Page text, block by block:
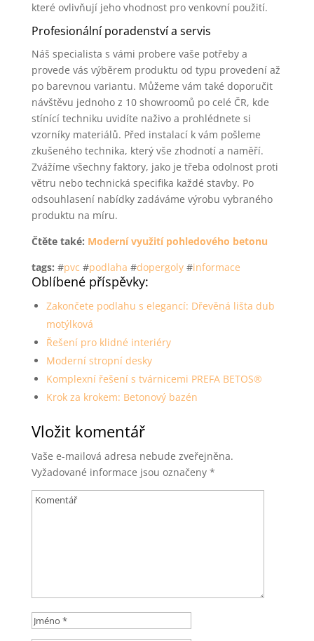
které ovlivňují jeho vhodnost pro venkovní použití.
Profesionální poradenství a servis
Náš specialista s vámi probere vaše potřeby a
provede vás výběrem produktu od typu provedení až
po barevnou variantu. Můžeme vám také doporučit
návštěvu jednoho z 10 showroomů po celé ČR, kde
stínící techniku uvidíte naživo a prohlédnete si
vzorníky materiálů. Před instalací k vám pošleme
zkušeného technika, který vše zhodnotí a naměří.
Zvážíme všechny faktory, jako je třeba odolnost proti
větru nebo technická specifika každé stavby. Po
odsouhlasení nabídky zadáváme výrobu vybraného
produktu na míru.
Čtěte také: Moderní využití pohledového betonu
tags: #pvc #podlaha #dopergoly#informace
Oblíbené příspěvky:
Zakončete podlahu s elegancí: Dřevěná lišta dub
motýlková
Řešení pro klidné interiéry
Moderní stropní desky
Komplexní řešení s tvárnicemi PREFA BETOS®
Krok za krokem: Betonový bazén
Vložit komentář
Vaše e-mailová adresa nebude zveřejněna.
Vyžadované informace jsou označeny *